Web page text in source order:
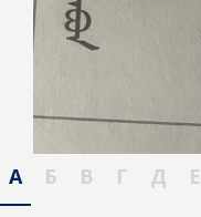
А Б В Г Д Е